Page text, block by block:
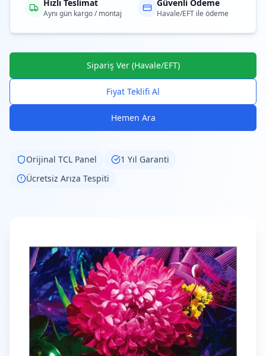
Hızlı Teslimat
Aynı gün kargo / montaj
Güvenli Ödeme
Havale/EFT ile ödeme
Sipariş Ver (Havale/EFT)
Fiyat Teklifi Al
Hemen Ara
Orijinal TCL Panel
1 Yıl Garanti
Ücretsiz Arıza Tespiti